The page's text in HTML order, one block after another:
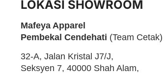
LOKASI SHOWROOM
Mafeya Apparel
Pembekal Cendehati (Team Cetak)
32-A, Jalan Kristal J7/J,
Seksyen 7, 40000 Shah Alam,